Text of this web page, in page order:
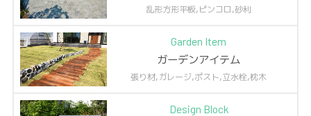
乱形方形平板,ピンコロ,砂利
Garden Item
ガーデンアイテム
張り材,ガレージ,ポスト,立水栓,枕木
Design Block